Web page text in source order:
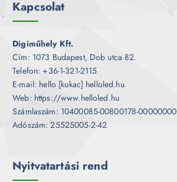
Kapcsolat
Digiműhely Kft.
Cím: 1073 Budapest, Dob utca 82.
Telefon: +36-1-321-2115
E-mail: hello [kukac] helloled.hu
Web: https://www.helloled.hu
Számlaszám: 10400085-00800178-00000000
Adószám: 25525005-2-42
Nyitvatartási rend